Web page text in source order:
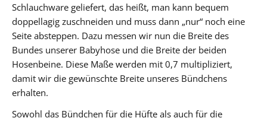
Schlauchware geliefert, das heißt, man kann bequem
doppellagig zuschneiden und muss dann „nur“ noch eine
Seite absteppen. Dazu messen wir nun die Breite des
Bundes unserer Babyhose und die Breite der beiden
Hosenbeine. Diese Maße werden mit 0,7 multipliziert,
damit wir die gewünschte Breite unseres Bündchens
erhalten.
Sowohl das Bündchen für die Hüfte als auch für die